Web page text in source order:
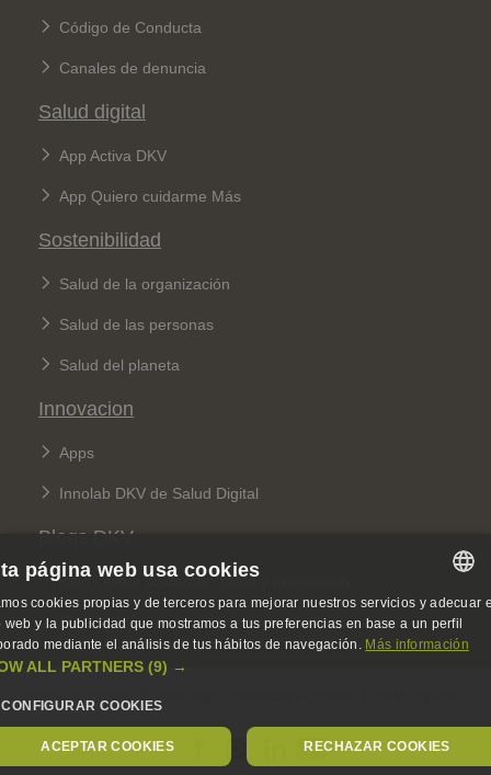
Código de Conducta
Canales de denuncia
Salud digital
App Activa DKV
App Quiero cuidarme Más
Sostenibilidad
Salud de la organización
Salud de las personas
Salud del planeta
Innovacion
Apps
Innolab DKV de Salud Digital
Blogs DKV
Blog Quiero cuidarme: salud y prevención
Blog 360: sobre seguros y sostenibilidad
Legal Menu
Política de calidad Aviso legal, privacidad y cookies
SPANISH
SPANISH
GERMAN
página web usa cookies
cookies propias y de terceros para mejorar nuestros servicios y adecuar
web y la publicidad que mostramos a tus preferencias en base a un perfil
mediante el análisis de tus hábitos de navegación. Más información
ALL PARTNERS (9) →
CONFIGURAR COOKIES
ACEPTAR COOKIES RECHAZAR COOKIES